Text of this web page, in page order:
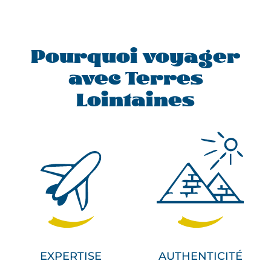
Pourquoi voyager
avec Terres
Lointaines
EXPERTISE AUTHENTICITÉ